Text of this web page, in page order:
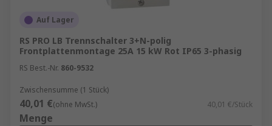
Auf Lager
RS PRO LB Trennschalter 3+N-polig
Frontplattenmontage 25A 15 kW Rot IP65 3-phasig
RS Best.-Nr. 860-9532
Zwischensumme (1 Stück)
40,01 €(ohne MwSt.) 40,01 €/Stück
Menge